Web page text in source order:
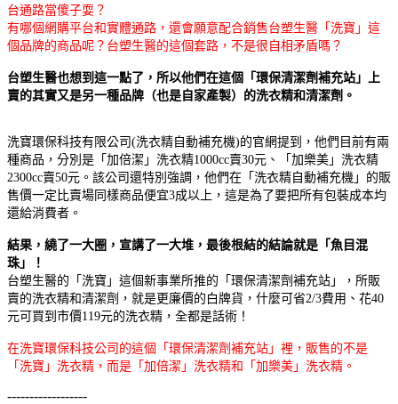
台通路當傻子耍？
有哪個網購平台和實體通路，還會願意配合銷售台塑生醫「洗寶」這
個品牌的商品呢？台塑生醫的這個套路，不是很自相矛盾嗎？
台塑生醫也想到這一點了，所以他們在這個
「環保清潔劑補充站」上
賣的其實又是另一種品牌（也是自家產製）的洗衣精和清潔劑。
洗寶環保科技有限公司(洗衣精自動補充機)的官網提到，他們目前有兩
種商品，分別是「加倍潔」洗衣精1000cc賣30元、「加樂美」洗衣精
2300cc賣50元。該公司還特別強調，他們在「洗衣精自動補充機」的販
售價一定比賣場同樣商品便宜3成以上，這是為了要把所有包裝成本均
還給消費者。
結果，繞了一大圈，宣講了一大堆，最後根結的結論就是「魚目混
珠」！
台塑生醫的「洗寶」這個新事業所推的「環保清潔劑補充站」，所販
賣的洗衣精和清潔劑，就是更廉價的白牌貨，什麼可省2/3費用、花40
元可買到市價119元的洗衣精，全都是話術！
在洗寶環保科技公司的這個「環保清潔劑補充站」裡，販售的不是
「洗寶」洗衣精，而是「加倍潔」洗衣精和「加樂美」洗衣精。
------------------